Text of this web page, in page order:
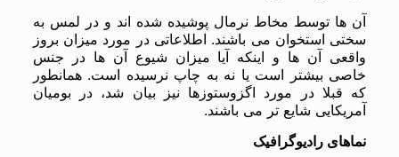
آن ها توسط مخاط نرمال پوشیده شده اند و در لمس به
سختی استخوان می باشند. اطلاعاتی در مورد میزان بروز
واقعی آن ها و اینکه آیا میزان شیوع آن ها در جنس
خاصی بیشتر است یا نه به چاپ نرسیده است‌. همانطور
که قبلا در مورد اگزوستوزها نیز بیان شد، در بومیان
آمریکایی شایع تر می باشند.
نماهای رادیوگرافیک